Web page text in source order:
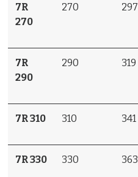
7R
270
270 297
7R
290
290 319
7R 310 310 341
7R 330 330 363